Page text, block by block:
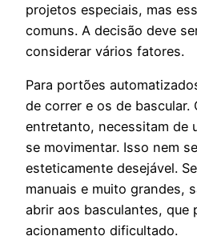
projetos especiais, mas
comuns. A decisão deve
considerar vários fatores.
Para portões
de correr e os de bascular.
entretanto, necessitam de
se movimentar. Isso nem
esteticamente desejável.
manuais e muito grandes,
abrir aos basculantes, que
acionamento dificultado.